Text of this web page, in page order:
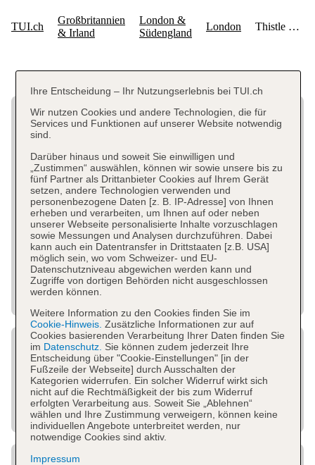
Ihre Entscheidung – Ihr Nutzungserlebnis bei TUI.ch
Wir nutzen Cookies und andere Technologien, die für
Services und Funktionen auf unserer Website notwendig
sind.
Darüber hinaus und soweit Sie einwilligen und
„Zustimmen“ auswählen, können wir sowie unsere bis zu
fünf Partner als Drittanbieter Cookies auf Ihrem Gerät
setzen, andere Technologien verwenden und
personenbezogene Daten [z. B. IP-Adresse] von Ihnen
erheben und verarbeiten, um Ihnen auf oder neben
unserer Webseite personalisierte Inhalte vorzuschlagen
sowie Messungen und Analysen durchzuführen. Dabei
kann auch ein Datentransfer in Drittstaaten [z.B. USA]
möglich sein, wo vom Schweizer- und EU-
Datenschutzniveau abgewichen werden kann und
Zugriffe von dortigen Behörden nicht ausgeschlossen
werden können.
Weitere Information zu den Cookies finden Sie im
Cookie-Hinweis. Zusätzliche Informationen zur auf
Cookies basierenden Verarbeitung Ihrer Daten finden Sie
im Datenschutz. Sie können zudem jederzeit Ihre
Entscheidung über "Cookie-Einstellungen" [in der
Fußzeile der Webseite] durch Ausschalten der
Kategorien widerrufen. Ein solcher Widerruf wirkt sich
nicht auf die Rechtmäßigkeit der bis zum Widerruf
erfolgten Verarbeitung aus. Soweit Sie „Ablehnen“
wählen und Ihre Zustimmung verweigern, können keine
individuellen Angebote unterbreitet werden, nur
notwendige Cookies sind aktiv.
Impressum